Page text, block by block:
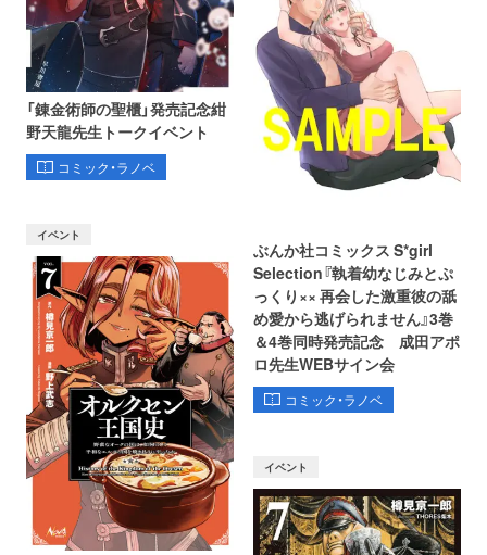
「錬金術師の聖櫃」発売記念紺
野天龍先生トークイベント
コミック・ラノベ
ぶんか社コミックス S*girl
Selection『執着幼なじみとぷ
っくり×× 再会した激重彼の舐
め愛から逃げられません』3巻
＆4巻同時発売記念 成田アポ
ロ先生WEBサイン会
コミック・ラノベ
イベント
イベント